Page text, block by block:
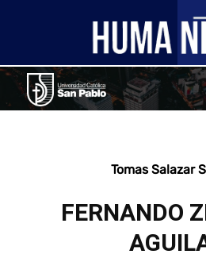
Tomas Salazar
FERNANDO